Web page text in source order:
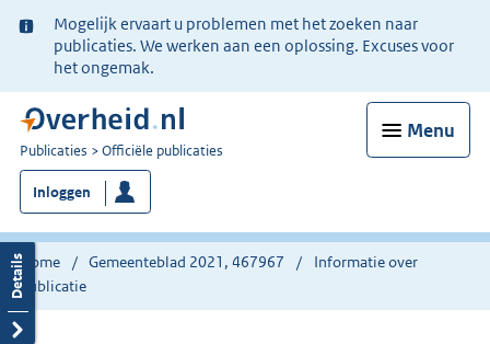
Ter
informatie:
Mogelijk ervaart u problemen met het zoeken naar
publicaties. We werken aan een oplossing. Excuses voor
het ongemak.
Menu
U
bent
nu
hier:
Publicaties Officiële publicaties
Inloggen
Home Gemeenteblad 2021, 467967
Informatie over
publicatie